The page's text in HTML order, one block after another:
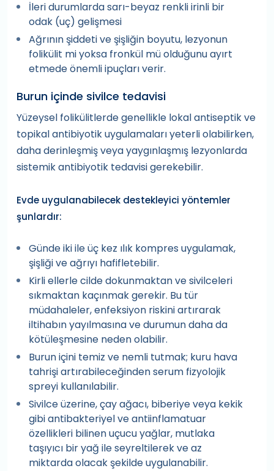
İleri durumlarda sarı-beyaz renkli irinli bir
odak (uç) gelişmesi
Ağrının şiddeti ve şişliğin boyutu, lezyonun
folikülit mi yoksa fronkül mü olduğunu ayırt
etmede önemli ipuçları verir.
Burun içinde sivilce tedavisi
Yüzeysel folikülitlerde genellikle lokal antiseptik ve
topikal antibiyotik uygulamaları yeterli olabilirken,
daha derinleşmiş veya yaygınlaşmış lezyonlarda
sistemik antibiyotik tedavisi gerekebilir.
Evde uygulanabilecek destekleyici yöntemler
şunlardır:
Günde iki ile üç kez ılık kompres uygulamak,
şişliği ve ağrıyı hafifletebilir.
Kirli ellerle cilde dokunmaktan ve sivilceleri
sıkmaktan kaçınmak gerekir. Bu tür
müdahaleler, enfeksiyon riskini artırarak
iltihabın yayılmasına ve durumun daha da
kötüleşmesine neden olabilir.
Burun içini temiz ve nemli tutmak; kuru hava
tahrişi artırabileceğinden serum fizyolojik
spreyi kullanılabilir.
Sivilce üzerine, çay ağacı, biberiye veya kekik
gibi antibakteriyel ve antiinflamatuar
özellikleri bilinen uçucu yağlar, mutlaka
taşıyıcı bir yağ ile seyreltilerek ve az
miktarda olacak şekilde uygulanabilir.